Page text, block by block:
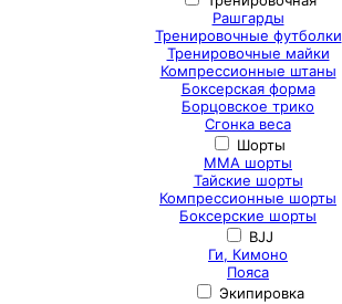
Рашгарды
Тренировочные футболки
Тренировочные майки
Компрессионные штаны
Боксерская форма
Борцовское трико
Сгонка веса
Шорты
ММА шорты
Тайские шорты
Компрессионные шорты
Боксерские шорты
BJJ
Ги, Кимоно
Пояса
Экипировка